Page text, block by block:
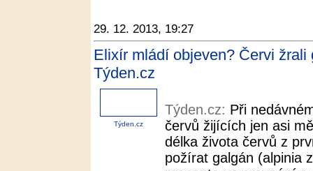
29. 12. 2013, 19:27
Elixír mládí objeven? Červi
Týden.cz
Týden.cz
Týden.cz: Při
červů žijících jen asi
délka života červů z
požírat galgán (alpinia